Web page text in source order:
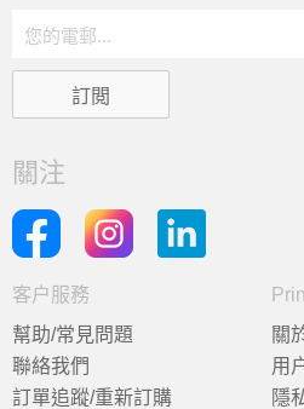
關注
客户服務
幫助/常見問題
聯絡我們
訂單追蹤/重新訂購
關
用
隱